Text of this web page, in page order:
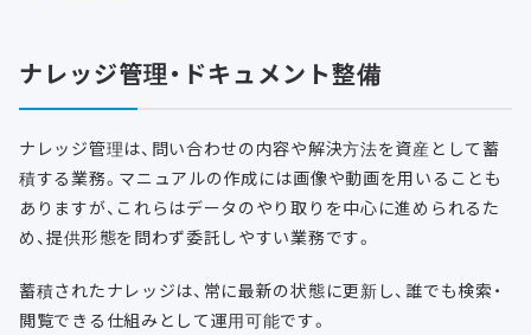
ナレッジ管理・ドキュメント整備
ナレッジ管理は、問い合わせの内容や解決方法を資産として蓄
積する業務。マニュアルの作成には画像や動画を用いることも
ありますが、これらはデータのやり取りを中心に進められるた
め、提供形態を問わず委託しやすい業務です。
蓄積されたナレッジは、常に最新の状態に更新し、誰でも検索・
閲覧できる仕組みとして運用可能です。